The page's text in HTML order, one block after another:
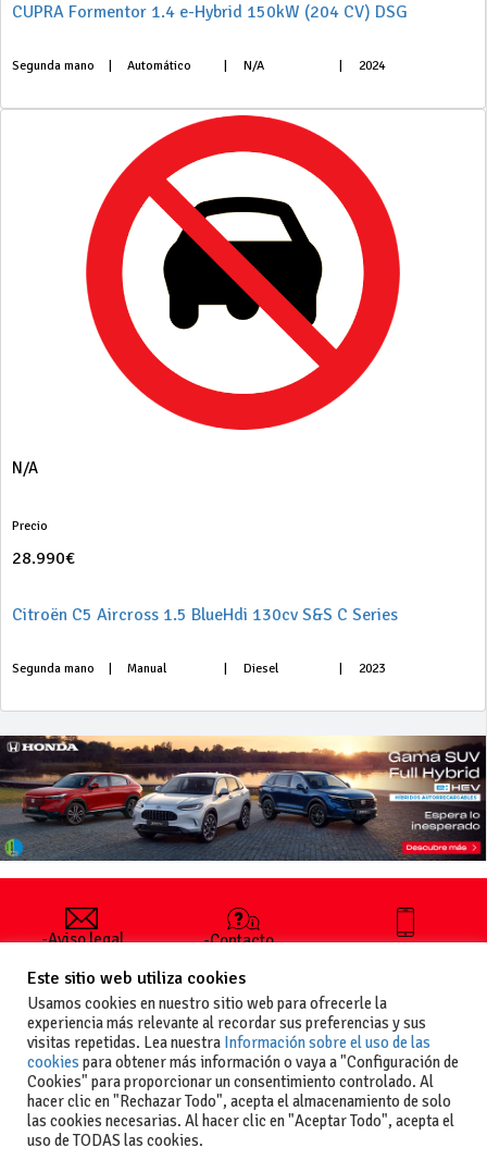
CUPRA Formentor 1.4 e-Hybrid 150kW (204 CV) DSG
Segunda mano Automático N/A 2024
N/A
Precio
28.990€
Citroën C5 Aircross 1.5 BlueHdi 130cv S&S C Series
Segunda mano Manual Diesel 2023
-Aviso legal
generales
de uso
-Política de
privacidad
-Política de
cookies
-Contacto
publicar un
anuncio
-Vende+
+34 627 35
Este sitio web utiliza cookies
Usamos cookies en nuestro sitio web para ofrecerle la
experiencia más relevante al recordar sus preferencias y sus
visitas repetidas. Lea nuestra Información sobre el uso de las
cookies para obtener más información o vaya a "Configuración de
Cookies" para proporcionar un consentimiento controlado. Al
hacer clic en "Rechazar Todo", acepta el almacenamiento de solo
las cookies necesarias. Al hacer clic en "Aceptar Todo", acepta el
uso de TODAS las cookies.